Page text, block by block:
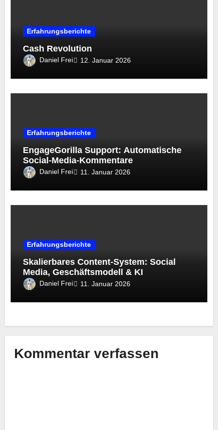
Erfahrungsberichte
Cash Revolution
Daniel Frei 12. Januar 2026
Erfahrungsberichte
EngageGorilla Support: Automatische
Social-Media-Kommentare
Daniel Frei 11. Januar 2026
Erfahrungsberichte
Skalierbares Content-System: Social
Media, Geschäftsmodell & KI
Daniel Frei 11. Januar 2026
Kommentar verfassen